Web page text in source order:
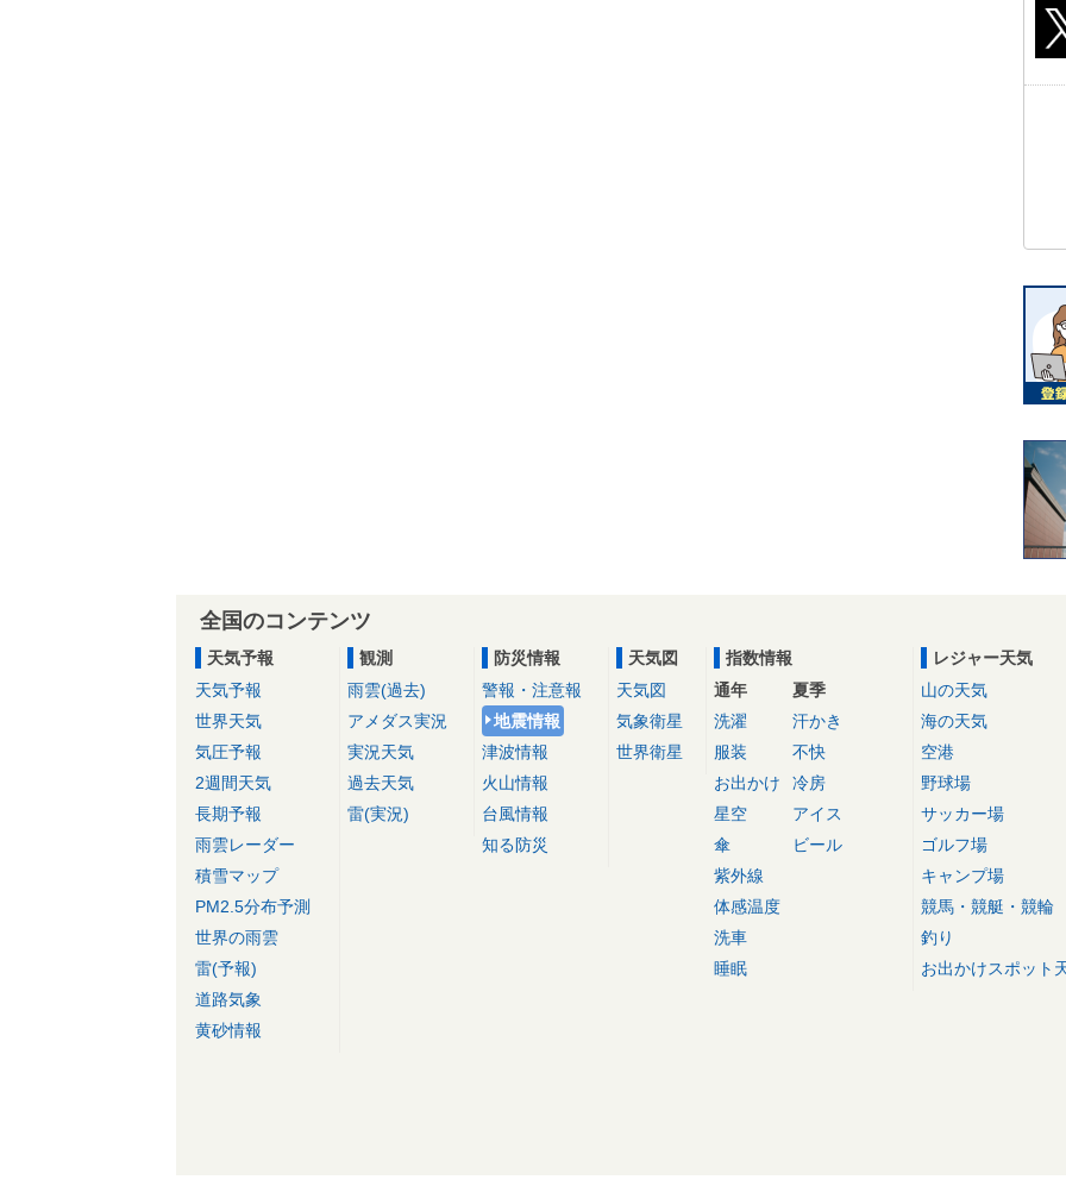
全国のコンテンツ
天気予報
天気予報
世界天気
気圧予報
2週間天気
長期予報
雨雲レーダー
積雪マップ
PM2.5分布予測
世界の雨雲
雷(予報)
道路気象
黄砂情報
観測
雨雲(過去)
アメダス実況
実況天気
過去天気
雷(実況)
防災情報
警報・注意報
地震情報
津波情報
火山情報
台風情報
知る防災
天気図
天気図
気象衛星
世界衛星
指数情報
通年
洗濯
服装
お出かけ
星空
傘
紫外線
体感温度
洗車
睡眠
夏季
汗かき
不快
冷房
アイス
ビール
レジャー天気
山の天気
海の天気
空港
野球場
サッカー場
ゴルフ場
キャンプ場
競馬・競艇・競輪
釣り
お出かけスポット